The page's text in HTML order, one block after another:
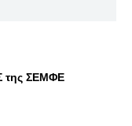
της ΣΕΜΦΕ